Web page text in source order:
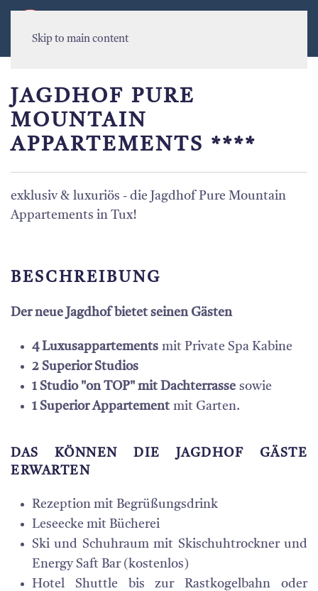
Skip to main content
JAGDHOF PURE
MOUNTAIN
APPARTEMENTS ****
exklusiv & luxuriös - die Jagdhof Pure Mountain
Appartements in Tux!
BESCHREIBUNG
Der neue Jagdhof bietet seinen Gästen
4 Luxusappartements mit Private Spa Kabine
2 Superior Studios
1 Studio "on TOP" mit Dachterrasse sowie
1 Superior Appartement mit Garten.
DAS KÖNNEN DIE JAGDHOF GÄSTE
ERWARTEN
Rezeption mit Begrüßungsdrink
Leseecke mit Bücherei
Ski und Schuhraum mit Skischuhtrockner und
Energy Saft Bar (kostenlos)
Hotel Shuttle bis zur Rastkogelbahn oder